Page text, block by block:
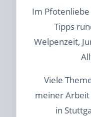
Im
Tipps
Welpenzeit,
Viele
meiner
in